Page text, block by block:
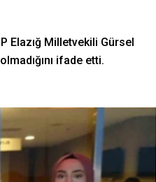
Elazığ Milletvekili Gürsel
ifade etti.